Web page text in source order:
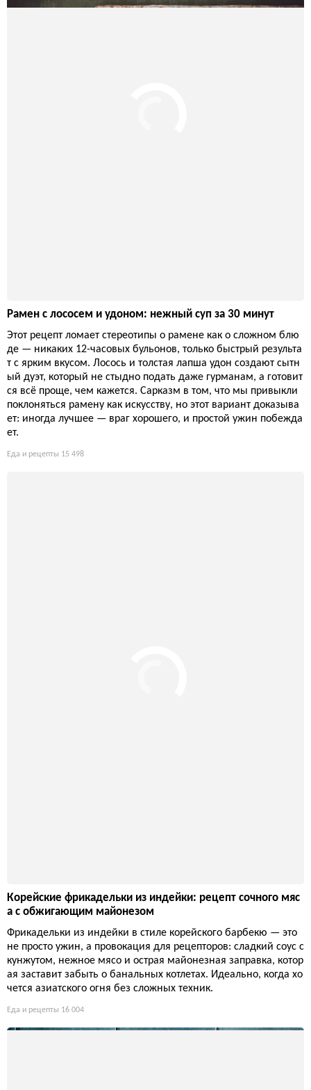
Рамен с лососем и удоном: нежный суп за 30 минут
Этот рецепт ломает стереотипы о рамене как о сложном блю
де — никаких 12-часовых бульонов, только быстрый результа
т с ярким вкусом. Лосось и толстая лапша удон создают сытн
ый дуэт, который не стыдно подать даже гурманам, а готовит
ся всё проще, чем кажется. Сарказм в том, что мы привыкли
поклоняться рамену как искусству, но этот вариант доказыва
ет: иногда лучшее — враг хорошего, и простой ужин побежда
ет.
Еда и рецепты 15 498
Корейские фрикадельки из индейки: рецепт сочного мяс
а с обжигающим майонезом
Фрикадельки из индейки в стиле корейского барбекю — это
не просто ужин, а провокация для рецепторов: сладкий соус с
кунжутом, нежное мясо и острая майонезная заправка, котор
ая заставит забыть о банальных котлетах. Идеально, когда хо
чется азиатского огня без сложных техник.
Еда и рецепты 16 004